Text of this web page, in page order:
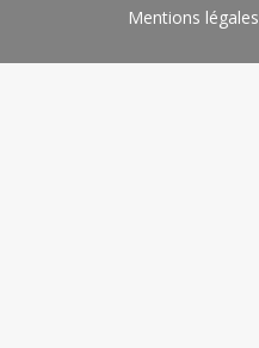
Mentions légales